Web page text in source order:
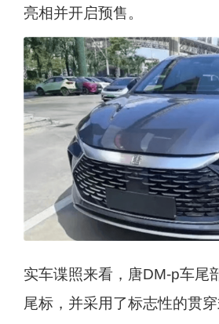
亮相并开启预售。
实车谍照来看，唐DM-p车尾
尾标，并采用了标志性的贯